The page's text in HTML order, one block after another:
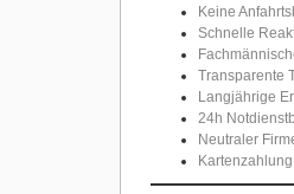
Keine
Schnelle
Transparente
Langjährige
24h
Neutraler
Kartenzahlung